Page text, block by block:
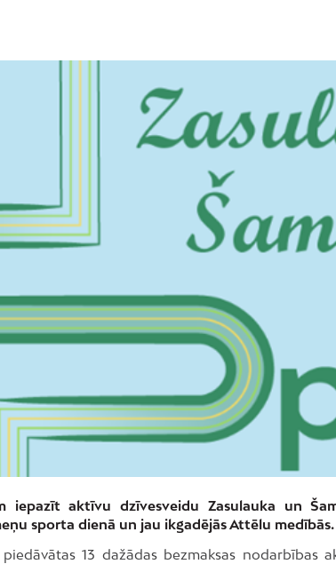
iepazīt aktīvu dzīvesveidu Zasulauka un
sporta dienā un jau ikgadējās Attēlu medībās.
13 dažādas bezmaksas nodarbības